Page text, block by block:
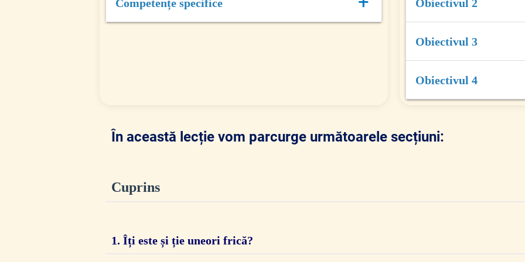
Competențe specifice
pornind de la imaginile
Obiectivul 2
- să identifice reacțiile
Obiectivul 3
- să asocieze tipurile de
acestora, valorificând
Obiectivul 4
În această lecție vom parcurge următoarele secțiuni:
Cuprins
1. Îți este și ție uneori frică?